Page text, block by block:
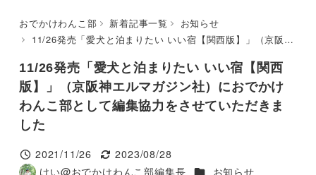
おでかけわんこ部 新着記事一覧
お知らせ
11/26発売「愛犬と泊まりたい いい宿【関西版】」（京阪神エルマガジン社）におでかけわんこ部として編集協力をさせていただきました
11/26発売「愛犬と泊まりたい いい宿【関西
版】」（京阪神エルマガジン社）におでかけ
わんこ部として編集協力をさせていただきま
した
投稿日
2021/11/26
更新日
2023/08/28
けい@おでかけわんこ部編集長 カテゴリー
お知らせ